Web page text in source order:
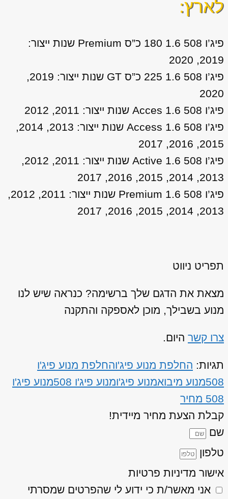
לארץ:
פיג’ו 508 1.6 180 כ”ס Premium שנות ייצור:
2019, 2020
פיג’ו 508 1.6 225 כ”ס GT שנות ייצור: 2019,
2020
פיג’ו 508 1.6 Acces שנות ייצור: 2011, 2012
פיג’ו 508 1.6 Access שנות ייצור: 2013, 2014,
2015, 2016, 2017
פיג’ו 508 1.6 Active שנות ייצור: 2011, 2012,
2013, 2014, 2015, 2016, 2017
פיג’ו 508 1.6 Premium שנות ייצור: 2011, 2012,
2013, 2014, 2015, 2016, 2017
תפריט ניווט
מצאת את הדגם שלך ברשימה? כנראה שיש לנו
מנוע בשבילך, מוכן לאספקה והתקנה
צרו קשר היום.
תגיות: החלפת מנוע פיג'והחלפת מנוע פיג'ו
508מנוע מיבואמנוע פיג'ומנוע פיג'ו 508
מנוע פיג'ו
508 מחיר
קבלת הצעת מחיר מיידית!
שם
טלפון
אישור מדיניות פרטיות
אני מאשר/ת כי ידוע לי שהפרטים שמסרתי